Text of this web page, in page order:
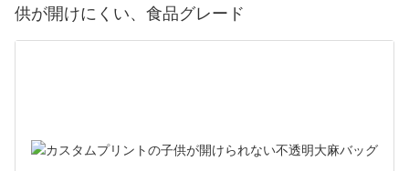
供が開けにくい、食品グレード